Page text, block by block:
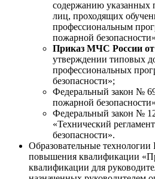
содержанию указанных
лиц, проходящих
профессиональным
пожарной
Приказ МЧС России от
утверждении типовых
профессиональных
безопасности»;
Федеральный закон №
пожарной
Федеральный закон №
«Технический
безопасности».
Образовательные технологии
повышения квалификации
квалификации для